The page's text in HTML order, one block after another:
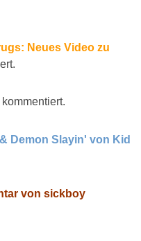
Neues Video zu
kommentiert.
Demon Slayin' von Kid
von sickboy